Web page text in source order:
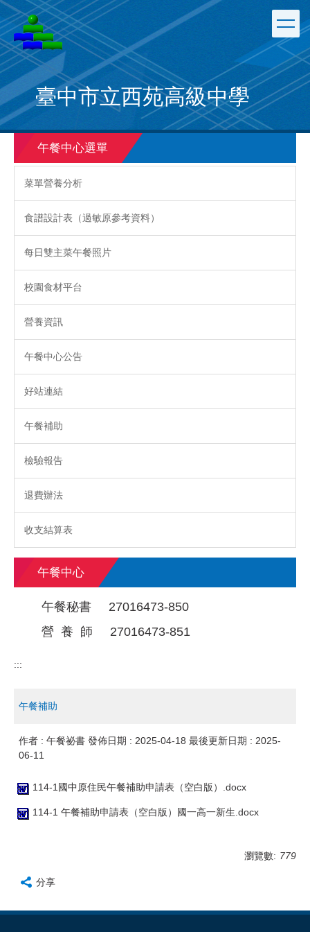
跳
到
主
要
內
容
區
臺中市立西苑高級中學
午餐中心選單
菜單營養分析
食譜設計表（過敏原參考資料）
每日雙主菜午餐照片
校園食材平台
營養資訊
午餐中心公告
好站連結
午餐補助
檢驗報告
退費辦法
收支結算表
午餐中心
午餐秘書 27016473-850
營 養 師 27016473-851
:::
午餐補助
作者 : 午餐祕書 發佈日期 : 2025-04-18 最後更新日期 : 2025-
06-11
114-1國中原住民午餐補助申請表（空白版）.docx
114-1 午餐補助申請表（空白版）國一高一新生.docx
瀏覽數: 779
分享